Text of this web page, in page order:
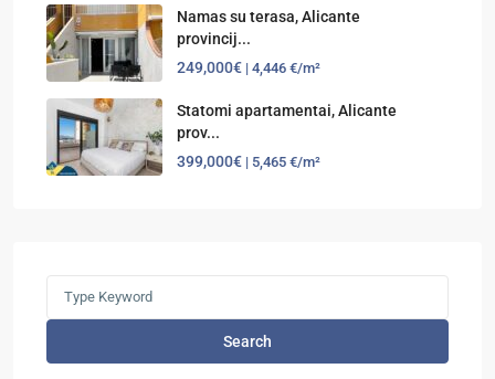
Namas su terasa, Alicante
provincij...
249,000€ | 4,446 €/m²
Statomi apartamentai, Alicante
prov...
399,000€ | 5,465 €/m²
Search